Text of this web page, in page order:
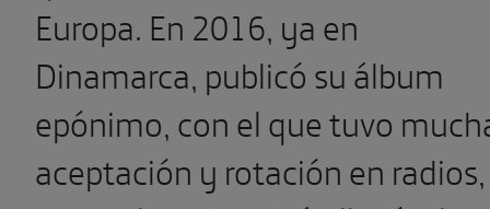
Europa. En 2016, ya en
Dinamarca, publicó su álbum
epónimo, con el que tuvo
aceptación y rotación en radios,